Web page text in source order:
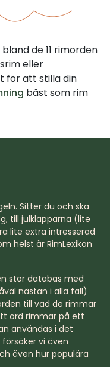
de 11 rimorden
eller
för att stilla din
bäst som rim
Sitter du och ska
till julklapparna (lite
lite extra intresserad
helst är RimLexikon
stor databas med
nästan i alla fall)
till vad de rimmar
ord rimmar på ett
användas i det
vi även
även hur populära